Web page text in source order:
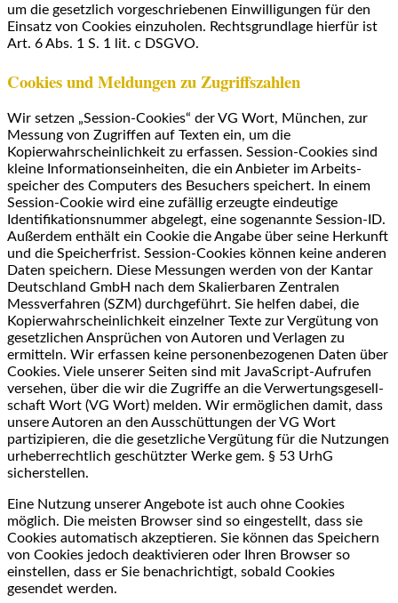
um die gesetzlich vorgeschriebenen Einwilligungen für den
Einsatz von Cookies einzuholen. Rechtsgrundlage hierfür ist
Art. 6 Abs. 1 S. 1 lit. c DSGVO.
Cookies und Meldungen zu Zugriffszahlen
Wir setzen „Session-Cookies“ der VG Wort, München, zur
Messung von Zugriffen auf Texten ein, um die
Kopierwahrscheinlichkeit zu erfassen. Session-Cookies sind
kleine Informationseinheiten, die ein Anbieter im Arbeits-
speicher des Computers des Besuchers speichert. In einem
Session-Cookie wird eine zufällig erzeugte eindeutige
Identifikationsnummer abgelegt, eine sogenannte Session-ID.
Außerdem enthält ein Cookie die Angabe über seine Herkunft
und die Speicherfrist. Session-Cookies können keine anderen
Daten speichern. Diese Messungen werden von der Kantar
Deutschland GmbH nach dem Skalierbaren Zentralen
Messverfahren (SZM) durchgeführt. Sie helfen dabei, die
Kopierwahrscheinlichkeit einzelner Texte zur Vergütung von
gesetzlichen Ansprüchen von Autoren und Verlagen zu
ermitteln. Wir erfassen keine personenbezogenen Daten über
Cookies. Viele unserer Seiten sind mit JavaScript-Aufrufen
versehen, über die wir die Zugriffe an die Verwertungsgesell-
schaft Wort (VG Wort) melden. Wir ermöglichen damit, dass
unsere Autoren an den Ausschüttungen der VG Wort
partizipieren, die die gesetzliche Vergütung für die Nutzungen
urheberrechtlich geschützter Werke gem. § 53 UrhG
sicherstellen.
Eine Nutzung unserer Angebote ist auch ohne Cookies
möglich. Die meisten Browser sind so eingestellt, dass sie
Cookies automatisch akzeptieren. Sie können das Speichern
von Cookies jedoch deaktivieren oder Ihren Browser so
einstellen, dass er Sie benachrichtigt, sobald Cookies
gesendet werden.